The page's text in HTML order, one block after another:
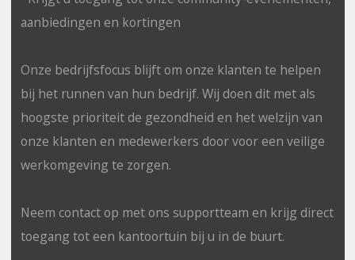
aanbiedingen en kortingen
Onze bedrijfsfocus blijft om onze klanten te helpen
bij het runnen van hun bedrijf. Wij doen dit met als
hoogste prioriteit de gezondheid en het welzijn van
onze klanten en medewerkers door voor een veilige
werkomgeving te zorgen.
Neem contact op met ons supportteam en krijg direct
toegang tot een kantoortuin bij u in de buurt.